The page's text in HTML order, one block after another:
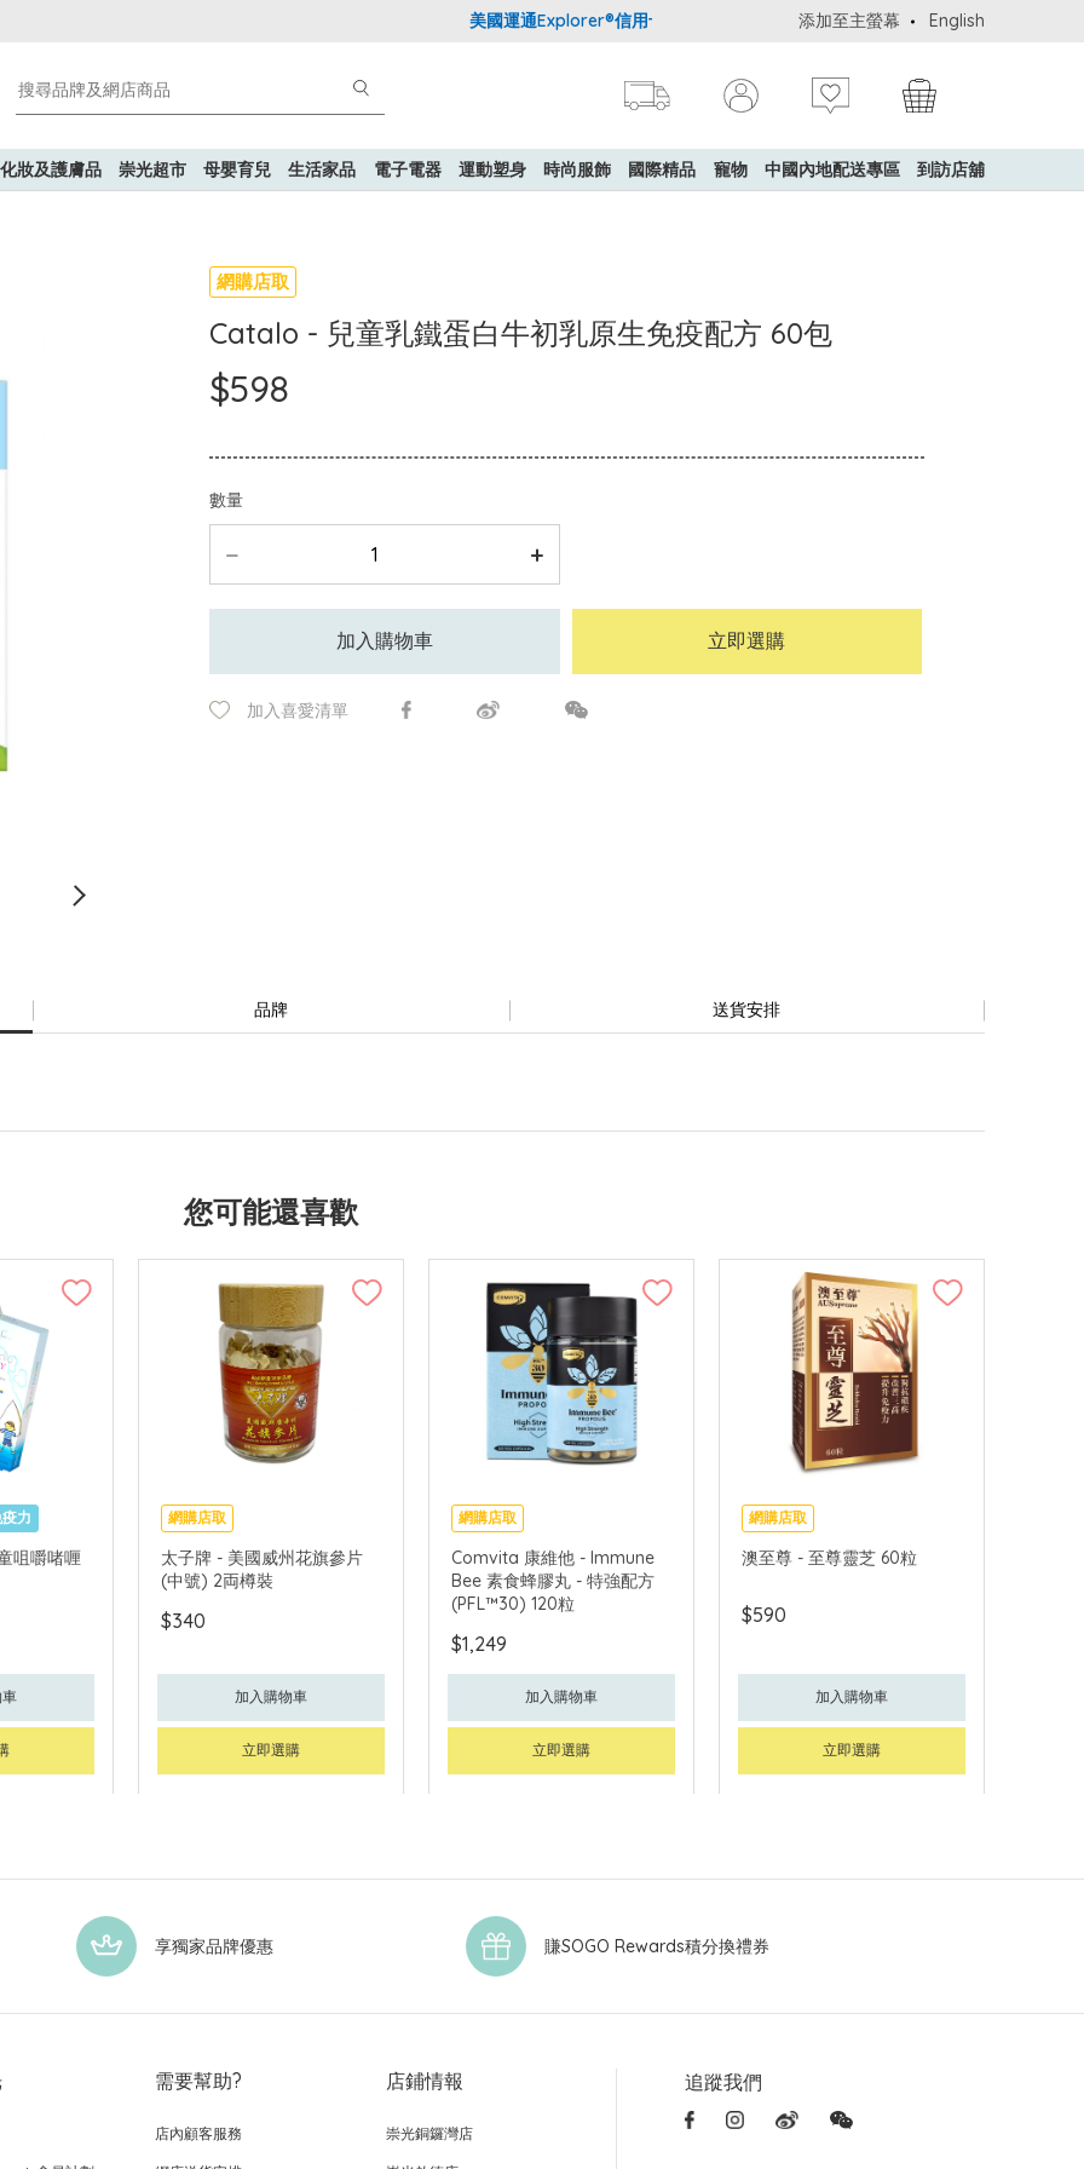
美國運通Explorer®信用卡會員購物禮遇：高達5%簽賬回贈！ 購買一般貨品(冷凍食
添加至主螢幕 English
化妝及護膚品 崇光超市 母嬰育兒 生活家品 電子電器 運動塑身 時尚服飾 國際精品 寵物 中國內地配送專區 到訪店舖
網購店取
Catalo - 兒童乳鐵蛋白牛初乳原生免疫配方 60包
$598
數量
加入購物車 立即選購
加入喜愛清單
品牌 送貨安排
您可能還喜歡
力
咀嚼啫喱
網購店取
太子牌 - 美國威州花旗參片
(中號) 2両樽裝
$340
加入購物車
立即選購
網購店取
Comvita 康維他 - Immune
Bee 素食蜂膠丸 - 特強配方
(PFL™30) 120粒
$1,249
加入購物車
立即選購
網購店取
澳至尊 - 至尊靈芝 60粒
$590
加入購物車
立即選購
享獨家品牌優惠 賺SOGO Rewards積分換禮券
需要幫助?
店內顧客服務
店鋪情報
崇光銅鑼灣店
追蹤我們